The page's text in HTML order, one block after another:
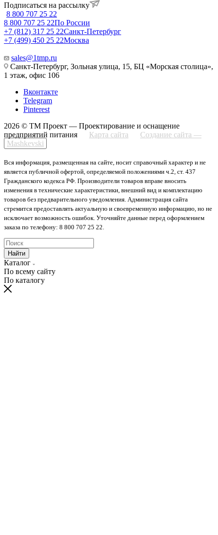
Подписаться на рассылку
8 800 707 25 22
8 800 707 25 22По России
+7 (812) 317 25 22Санкт-Петербург
+7 (499) 450 25 22Москва
sales@1tmp.ru
Санкт-Петербург, Зольная улица, 15, БЦ «Морская столица»,
1 этаж, офис 106
Вконтакте
Telegram
Pinterest
2026 © ТМ Проект — Проектирование и оснащение
предприятий питания
Карта сайта
Создание сайта —
Mashkevski
Вся информация, размещенная на сайте, носит справочный характер и не
является публичной офертой, определяемой положениями ч.2, ст. 437
Гражданского кодекса РФ. Производители товаров вправе вносить
изменения в технические характеристики, внешний вид и комплектацию
товаров без предварительного уведомления. Администрация сайта
стремится предоставлять актуальную и своевременную информацию, но не
исключает возможность ошибок. Уточняйте данные перед оформлением
заказа по телефону: 8 800 707 25 22.
Найти
Каталог
По всему сайту
По каталогу